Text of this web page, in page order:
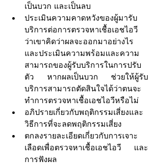
เป็นบวก และเป็นลบ
ประเมินความคาดหวังของผู้มารับ
บริการต่อการตรวจหาเชื้อเอชไอวี
ว่าเขาคิดว่าผลจะออกมาอย่างไร
และประเมินความพร้อมและความ
สามารถของผู้รับบริการในการปรับ
ตัว หากผลเป็นบวก ช่วยให้ผู้รับ
บริการสามารถตัดสินใจได้ว่าตนจะ
ทำการตรวจหาเชื้อเอชไอวีหรือไม่
อภิปรายเกี่ยวกับพฤติกรรมเสี่ยงและ
วิธีการที่จะลดพฤติกรรมเสี่ยง
ตกลงรายละเอียดเกี่ยวกับการเจาะ
เลือดเพื่อตรวจหาเชื้อเอชไอวี และ
การฟังผล